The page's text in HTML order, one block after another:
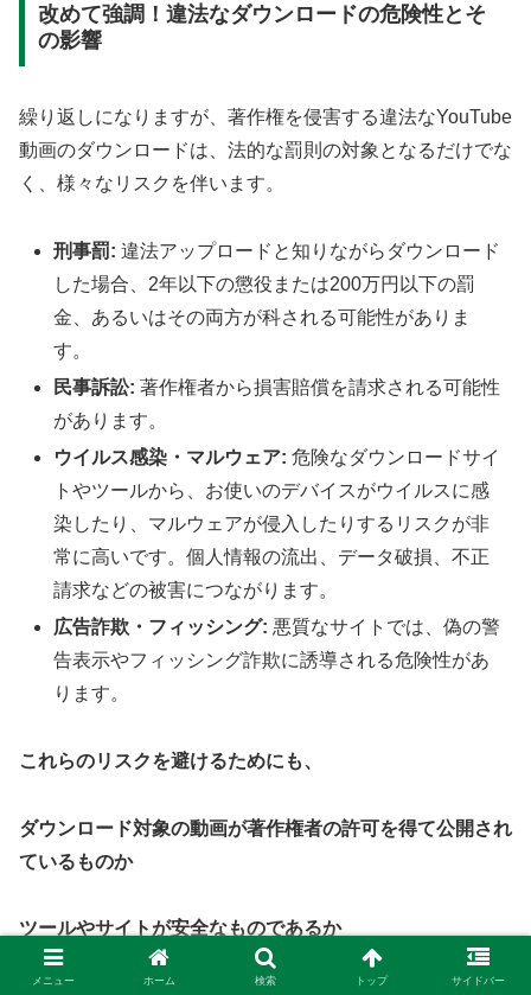
改めて強調！違法なダウンロードの危険性とそ
の影響
繰り返しになりますが、著作権を侵害する違法なYouTube
動画のダウンロードは、法的な罰則の対象となるだけでな
く、様々なリスクを伴います。
刑事罰: 違法アップロードと知りながらダウンロード
した場合、2年以下の懲役または200万円以下の罰
金、あるいはその両方が科される可能性がありま
す。
民事訴訟: 著作権者から損害賠償を請求される可能性
があります。
ウイルス感染・マルウェア: 危険なダウンロードサイ
トやツールから、お使いのデバイスがウイルスに感
染したり、マルウェアが侵入したりするリスクが非
常に高いです。個人情報の流出、データ破損、不正
請求などの被害につながります。
広告詐欺・フィッシング: 悪質なサイトでは、偽の警
告表示やフィッシング詐欺に誘導される危険性があ
ります。
これらのリスクを避けるためにも、
ダウンロード対象の動画が著作権者の許可を得て公開され
ているものか
ツールやサイトが安全なものであるか
メニュー ホーム 検索 トップ サイドバー